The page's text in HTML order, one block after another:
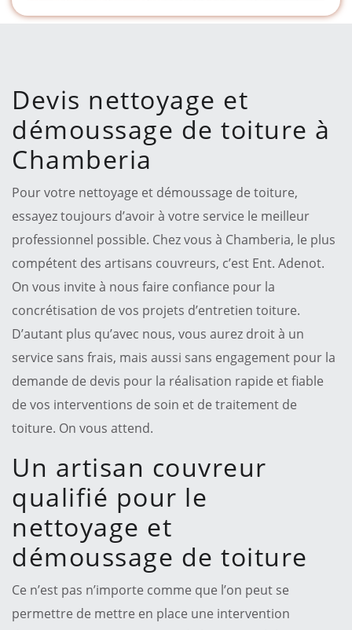
Devis nettoyage et
démoussage de toiture à
Chamberia
Pour votre nettoyage et démoussage de toiture,
essayez toujours d’avoir à votre service le meilleur
professionnel possible. Chez vous à Chamberia, le plus
compétent des artisans couvreurs, c’est Ent. Adenot.
On vous invite à nous faire confiance pour la
concrétisation de vos projets d’entretien toiture.
D’autant plus qu’avec nous, vous aurez droit à un
service sans frais, mais aussi sans engagement pour la
demande de devis pour la réalisation rapide et fiable
de vos interventions de soin et de traitement de
toiture. On vous attend.
Un artisan couvreur
qualifié pour le
nettoyage et
démoussage de toiture
Ce n’est pas n’importe comme que l’on peut se
permettre de mettre en place une intervention